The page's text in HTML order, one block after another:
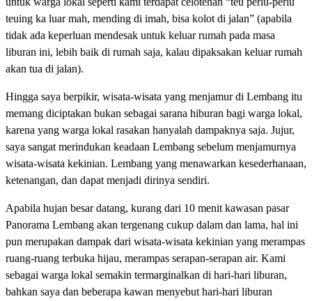
teuing ka luar mah, mending di imah, bisa kolot di jalan” (apabila
tidak ada keperluan mendesak untuk keluar rumah pada masa
liburan ini, lebih baik di rumah saja, kalau dipaksakan keluar rumah
akan tua di jalan).
Hingga saya berpikir, wisata-wisata yang menjamur di Lembang itu
memang diciptakan bukan sebagai sarana hiburan bagi warga lokal,
karena yang warga lokal rasakan hanyalah dampaknya saja. Jujur,
saya sangat merindukan keadaan Lembang sebelum menjamurnya
wisata-wisata kekinian. Lembang yang menawarkan kesederhanaan,
ketenangan, dan dapat menjadi dirinya sendiri.
Apabila hujan besar datang, kurang dari 10 menit kawasan pasar
Panorama Lembang akan tergenang cukup dalam dan lama, hal ini
pun merupakan dampak dari wisata-wisata kekinian yang merampas
ruang-ruang terbuka hijau, merampas serapan-serapan air. Kami
sebagai warga lokal semakin termarginalkan di hari-hari liburan,
bahkan saya dan beberapa kawan menyebut hari-hari liburan